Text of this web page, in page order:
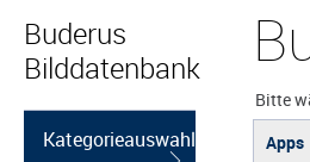
Buderus
Bilddatenbank
Kategorieauswahl
Bitte
Apps